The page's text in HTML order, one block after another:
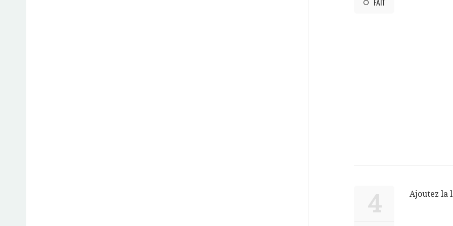
FAIT
4 Ajoutez la